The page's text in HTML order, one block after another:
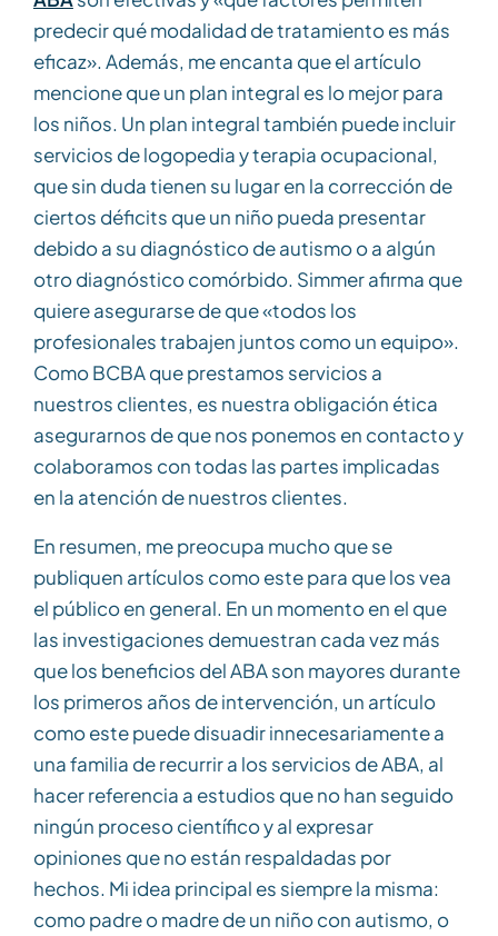
predecir qué modalidad de tratamiento es más
eficaz». Además, me encanta que el artículo
mencione que un plan integral es lo mejor para
los niños. Un plan integral también puede incluir
servicios de logopedia y terapia ocupacional,
que sin duda tienen su lugar en la corrección de
ciertos déficits que un niño pueda presentar
debido a su diagnóstico de autismo o a algún
otro diagnóstico comórbido. Simmer afirma que
quiere asegurarse de que «todos los
profesionales trabajen juntos como un equipo».
Como BCBA que prestamos servicios a
nuestros clientes, es nuestra obligación ética
asegurarnos de que nos ponemos en contacto y
colaboramos con todas las partes implicadas
en la atención de nuestros clientes.
En resumen, me preocupa mucho que se
publiquen artículos como este para que los vea
el público en general. En un momento en el que
las investigaciones demuestran cada vez más
que los beneficios del ABA son mayores durante
los primeros años de intervención, un artículo
como este puede disuadir innecesariamente a
una familia de recurrir a los servicios de ABA, al
hacer referencia a estudios que no han seguido
ningún proceso científico y al expresar
opiniones que no están respaldadas por
hechos. Mi idea principal es siempre la misma:
como padre o madre de un niño con autismo, o